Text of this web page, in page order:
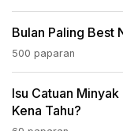
Bulan Paling Best
500 paparan
Isu Catuan
Kena Tahu?